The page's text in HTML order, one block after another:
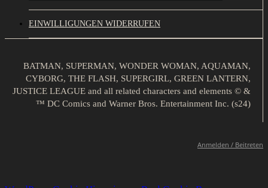
EINWILLIGUNGEN WIDERRUFEN
BATMAN, SUPERMAN, WONDER WOMAN, AQUAMAN,
CYBORG, THE FLASH, SUPERGIRL, GREEN LANTERN,
JUSTICE LEAGUE and all related characters and elements © &
™ DC Comics and Warner Bros. Entertainment Inc. (s24)
Anmelden / Beitreten